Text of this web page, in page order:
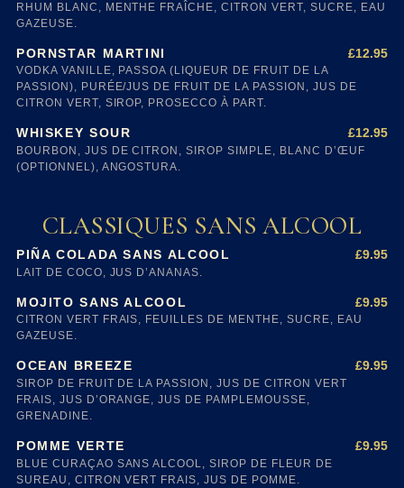
RHUM BLANC, MENTHE FRAÎCHE, CITRON VERT, SUCRE, EAU
GAZEUSE.
PORNSTAR MARTINI £12.95
VODKA VANILLE, PASSOA (LIQUEUR DE FRUIT DE LA
PASSION), PURÉE/JUS DE FRUIT DE LA PASSION, JUS DE
CITRON VERT, SIROP, PROSECCO À PART.
WHISKEY SOUR £12.95
BOURBON, JUS DE CITRON, SIROP SIMPLE, BLANC D’ŒUF
(OPTIONNEL), ANGOSTURA.
CLASSIQUES SANS ALCOOL
PIÑA COLADA SANS ALCOOL £9.95
LAIT DE COCO, JUS D’ANANAS.
MOJITO SANS ALCOOL £9.95
CITRON VERT FRAIS, FEUILLES DE MENTHE, SUCRE, EAU
GAZEUSE.
OCEAN BREEZE £9.95
SIROP DE FRUIT DE LA PASSION, JUS DE CITRON VERT
FRAIS, JUS D’ORANGE, JUS DE PAMPLEMOUSSE,
GRENADINE.
POMME VERTE £9.95
BLUE CURAÇAO SANS ALCOOL, SIROP DE FLEUR DE
SUREAU, CITRON VERT FRAIS, JUS DE POMME.